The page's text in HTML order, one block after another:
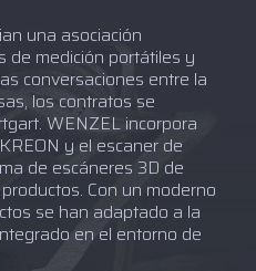
una asociación
de medición portátiles y
conversaciones entre la
los contratos se
WENZEL incorpora
y el escaner de
de escáneres 3D de
Con un moderno
se han adaptado a la
en el entorno de